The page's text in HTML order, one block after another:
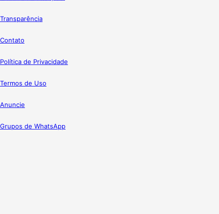
Transparência
Contato
Política de Privacidade
Termos de Uso
Anuncie
Grupos de WhatsApp